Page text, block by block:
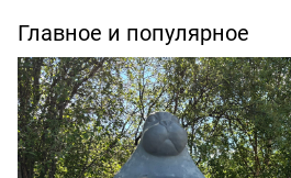
Главное и популярное